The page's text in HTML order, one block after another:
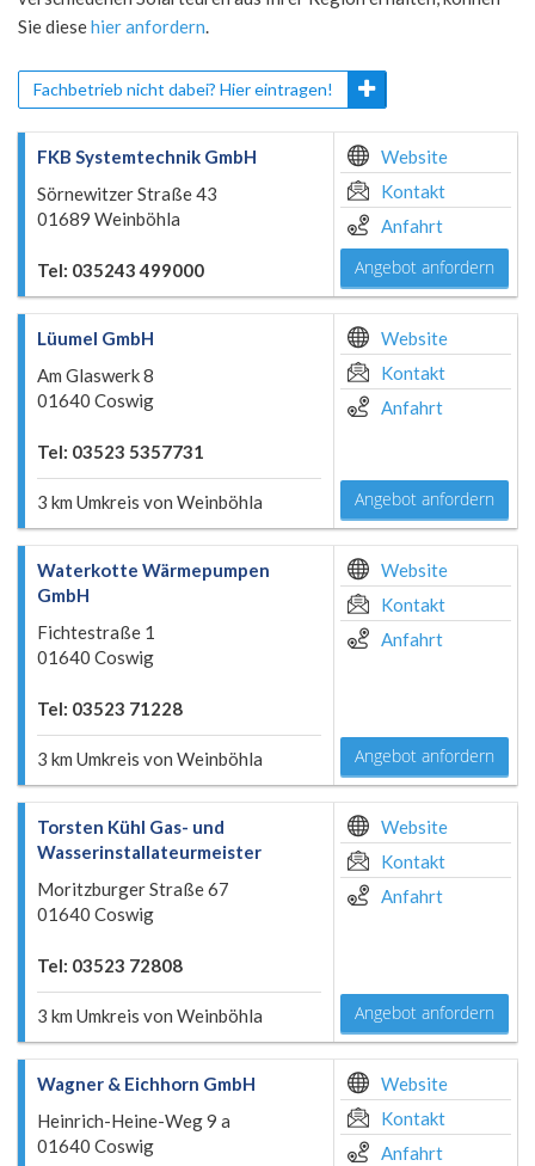
Sie diesehier anfordern.
Fachbetrieb nicht dabei? Hier eintragen!
FKB Systemtechnik GmbH
Sörnewitzer Straße 43
01689 Weinböhla
Tel: 035243 499000
Website
Kontakt
Anfahrt
Angebot anfordern
Lüumel GmbH
Am Glaswerk 8
01640 Coswig
Tel: 03523 5357731
3 km Umkreis von Weinböhla
Website
Kontakt
Anfahrt
Angebot anfordern
Waterkotte Wärmepumpen
GmbH
Fichtestraße 1
01640 Coswig
Tel: 03523 71228
3 km Umkreis von Weinböhla
Website
Kontakt
Anfahrt
Angebot anfordern
Torsten Kühl Gas- und
Wasserinstallateurmeister
Moritzburger Straße 67
01640 Coswig
Tel: 03523 72808
3 km Umkreis von Weinböhla
Website
Kontakt
Anfahrt
Angebot anfordern
Wagner & Eichhorn GmbH
Heinrich-Heine-Weg 9 a
01640 Coswig
Website
Kontakt
Anfahrt